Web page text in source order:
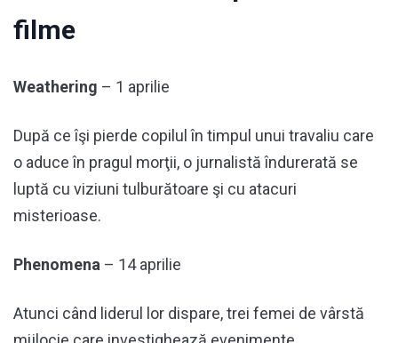
filme
Weathering – 1 aprilie
După ce îşi pierde copilul în timpul unui travaliu care
o aduce în pragul morţii, o jurnalistă îndurerată se
luptă cu viziuni tulburătoare şi cu atacuri
misterioase.
Phenomena – 14 aprilie
Atunci când liderul lor dispare, trei femei de vârstă